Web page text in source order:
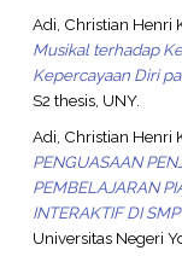
Adi, Christian Henri
Musikal terhadap
Kepercayaan Diri
S2 thesis, UNY.
Adi, Christian Henri
PENGUASAAN
PEMBELAJARAN
INTERAKTIF DI
Universitas Negeri